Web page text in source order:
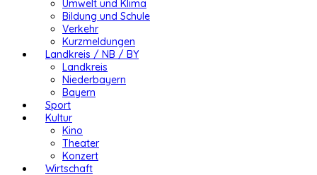
Umwelt und Klima
Bildung und Schule
Verkehr
Kurzmeldungen
Landkreis / NB / BY
Landkreis
Niederbayern
Bayern
Sport
Kultur
Kino
Theater
Konzert
Wirtschaft